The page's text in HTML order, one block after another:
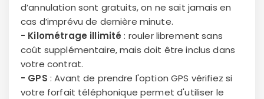
d’annulation sont gratuits, on ne sait jamais en
cas d’imprévu de dernière minute.
- Kilométrage illimité : rouler librement sans
coût supplémentaire, mais doit être inclus dans
votre contrat.
- GPS : Avant de prendre l'option GPS vérifiez si
votre forfait téléphonique permet d'utiliser le